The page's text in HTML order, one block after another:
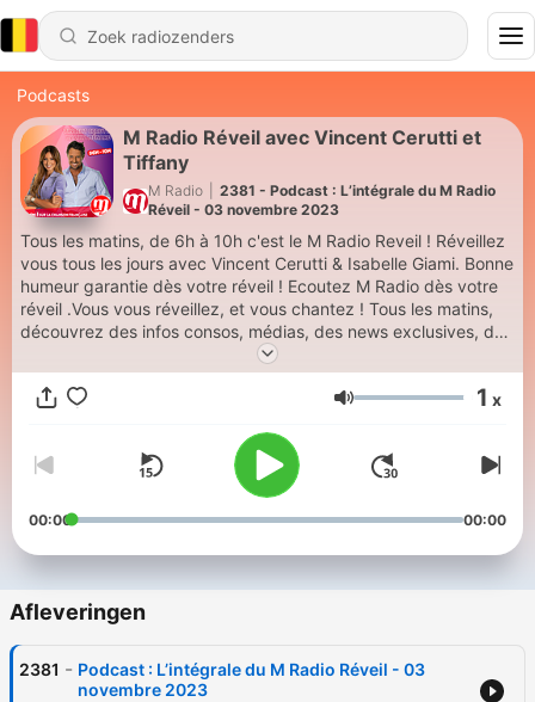
Podcasts
M Radio Réveil avec Vincent Cerutti et
Tiffany
M Radio
2381 - Podcast : L’intégrale du M Radio
Réveil - 03 novembre 2023
Tous les matins, de 6h à 10h c'est le M Radio Reveil ! Réveillez
vous tous les jours avec Vincent Cerutti & Isabelle Giami. Bonne
humeur garantie dès votre réveil ! Ecoutez M Radio dès votre
réveil .Vous vous réveillez, et vous chantez ! Tous les matins,
découvrez des infos consos, médias, des news exclusives, des
invités et des jeux ! Tous les jours ayez le réflexe M Radio
Réveil, dès 06h avec Vincent Cerutti et Isabelle Giami sur M
Radio. Hébergé par Ausha. Visitez ausha.co/fr/politique-de-
Volume 1 x
00:00 00:00
Afleveringen
2381 - Podcast : L’intégrale du M Radio Réveil - 03
novembre 2023